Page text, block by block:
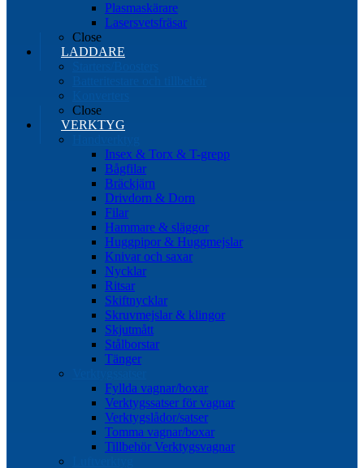
Plasmaskärare
Lasersvetsfräsar
Close
LADDARE
Close
VERKTYG
Insex & Torx & T-grepp
Bågfilar
Bräckjärn
Drivdorn & Dorn
Filar
Hammare & släggor
Huggpipor & Huggmejslar
Knivar och saxar
Nycklar
Ritsar
Skiftnycklar
Skruvmejslar & klingor
Skjutmått
Stålborstar
Tänger
Fyllda vagnar/boxar
Verktygssatser för vagnar
Verktygslådor/satser
Tomma vagnar/boxar
Tillbehör Verktygsvagnar